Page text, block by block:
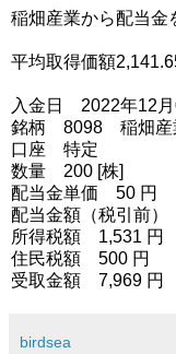
稲畑産業から配当金
平均取得価額
入金日 2022年12月
銘柄 8098 稲畑産
口座 特定
数量 200 [株]
配当金単価 50 円
配当金額（税引前
所得税額 1,531 円
住民税額 500 円
受取金額 7,969 円
birdsea